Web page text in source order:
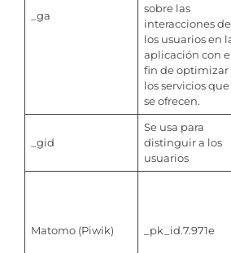
_ga
sobre las
interacciones de
los usuarios en
aplicación con
fin de optimizar
los servicios que
se ofrecen.
_gid
Se usa para
distinguir a los
usuarios
Matomo (Piwik) _pk_id.7.971e